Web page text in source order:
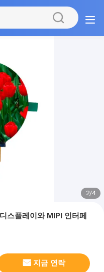
2/4
플레이와 MIPI 인터페
지금 연락